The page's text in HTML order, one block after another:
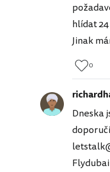
hlídat
Jinak
0
Dneska